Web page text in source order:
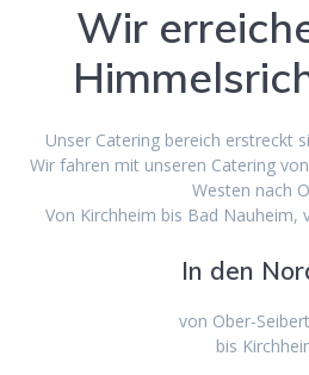
Wir
Unser Catering bereich erstreckt
Wir fahren mit unseren Catering
Westen nach
Von Kirchheim bis Bad Nauheim,
In den
von Ober-
bis